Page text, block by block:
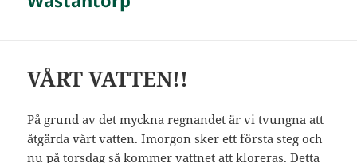
VÅRT VATTEN!!
På grund av det myckna regnandet är vi tvungna att
åtgärda vårt vatten. Imorgon sker ett första steg och
nu på torsdag så kommer vattnet att kloreras. Detta